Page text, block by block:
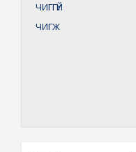
ЧИГГҮЙ
ЧИГЖ